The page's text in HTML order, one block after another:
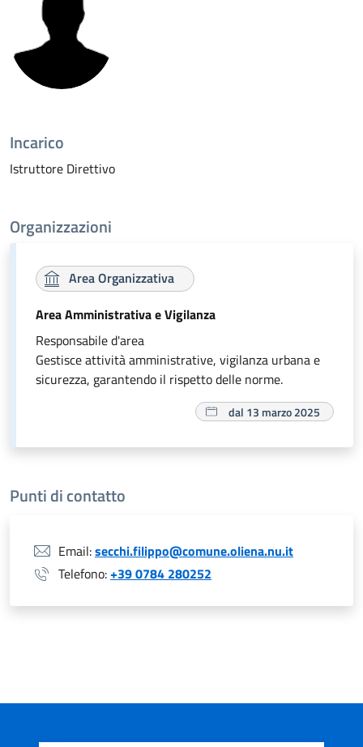
Incarico
Istruttore Direttivo
Organizzazioni
Area Organizzativa
Area Amministrativa e Vigilanza
Responsabile d'area
Gestisce attività amministrative, vigilanza urbana e
sicurezza, garantendo il rispetto delle norme.
dal 13 marzo 2025
Punti di contatto
Email:secchi.filippo@comune.oliena.nu.it
Telefono:+39 0784 280252